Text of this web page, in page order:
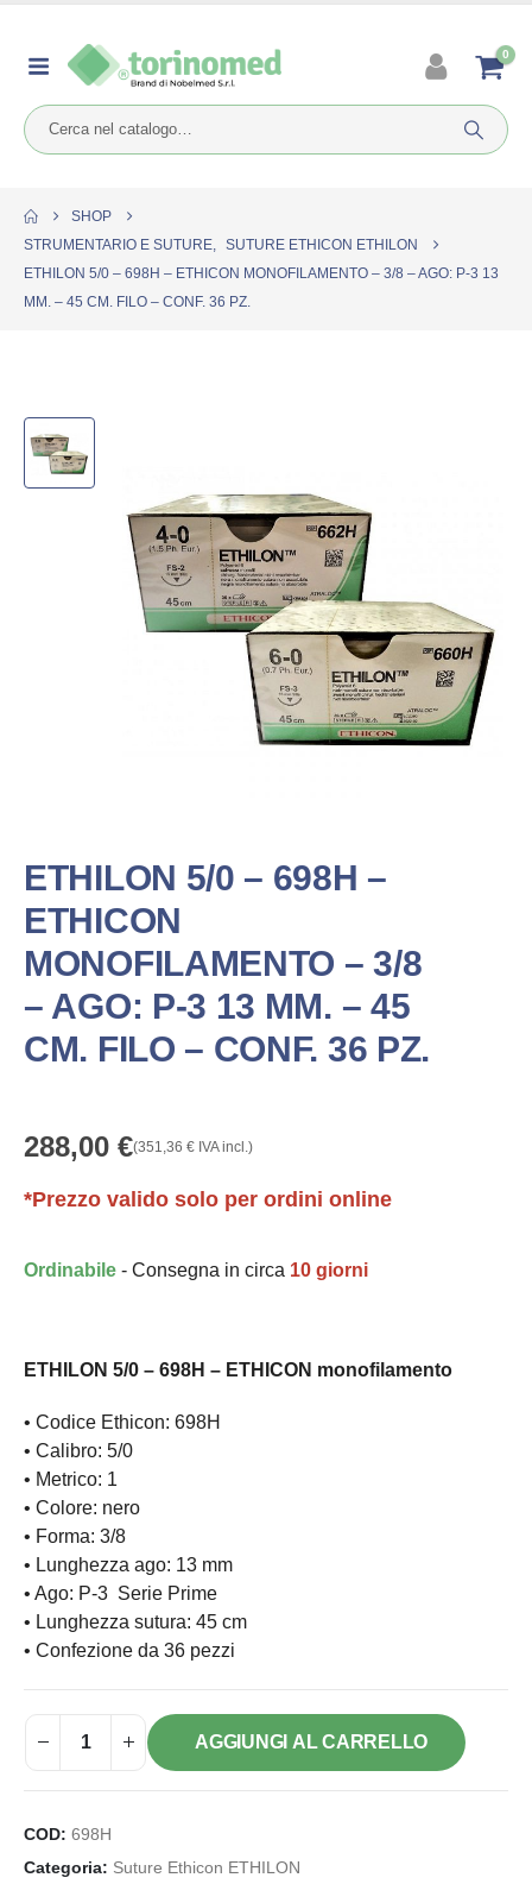
0
SHOP
STRUMENTARIO E SUTURE, SUTURE ETHICON ETHILON
ETHILON 5/0 – 698H – ETHICON MONOFILAMENTO – 3/8 – AGO: P-3 13
MM. – 45 CM. FILO – CONF. 36 PZ.
ETHILON 5/0 – 698H –
ETHICON
MONOFILAMENTO – 3/8
– AGO: P-3 13 MM. – 45
CM. FILO – CONF. 36 PZ.
288,00 €(351,36 € IVA incl.)
*Prezzo valido solo per ordini online
Ordinabile - Consegna in circa 10 giorni
ETHILON 5/0 – 698H – ETHICON monofilamento
• Codice Ethicon: 698H
• Calibro: 5/0
• Metrico: 1
• Colore: nero
• Forma: 3/8
• Lunghezza ago: 13 mm
• Ago: P-3 Serie Prime
• Lunghezza sutura: 45 cm
• Confezione da 36 pezzi
AGGIUNGI AL CARRELLO
COD: 698H
Categoria: Suture Ethicon ETHILON